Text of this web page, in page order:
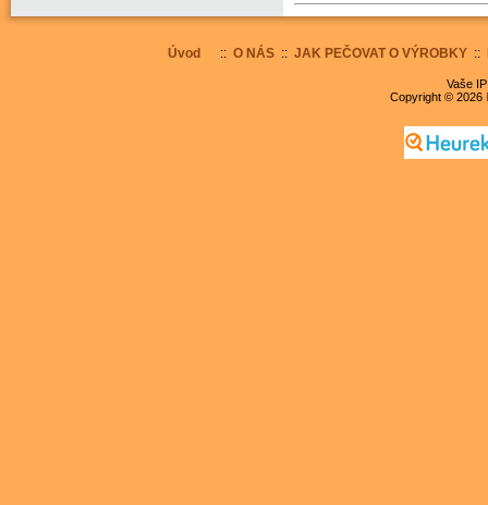
Úvod :: O NÁS:: JAK PEČOVAT O VÝROBKY::
Vaše
Copyright © 2026